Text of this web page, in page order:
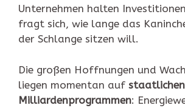
Unternehmen halten
fragt sich, wie lange das
der Schlange sitzen will.
Die großen Hoffnungen und
liegen momentan auf staatlichen
Milliardenprogrammen: